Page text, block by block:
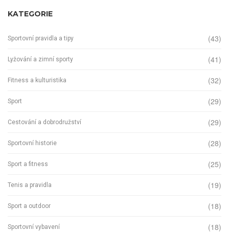
KATEGORIE
Sportovní pravidla a tipy (43)
Lyžování a zimní sporty (41)
Fitness a kulturistika (32)
Sport (29)
Cestování a dobrodružství (29)
Sportovní historie (28)
Sport a fitness (25)
Tenis a pravidla (19)
Sport a outdoor (18)
Sportovní vybavení (18)